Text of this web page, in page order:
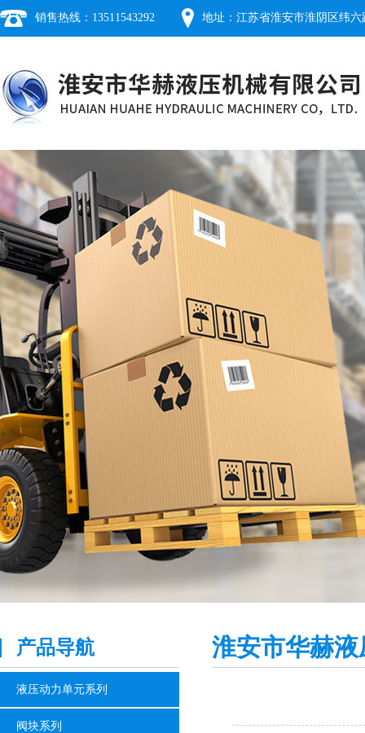
销售热线：13511543292 地址：江苏省淮安市淮阴区纬六
产品导航
液压动力单元系列
阀块系列
淮安市华赫